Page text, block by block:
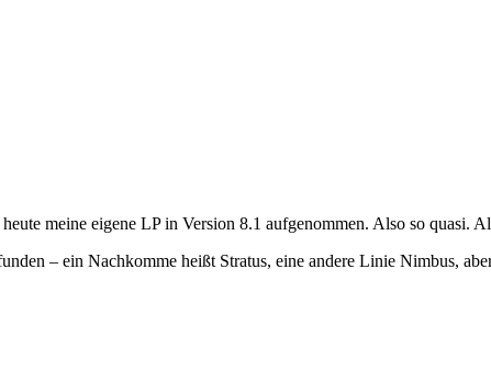
meine eigene LP in Version 8.1 aufgenommen. Also so quasi.
– ein Nachkomme heißt Stratus, eine andere Linie Nimbus,